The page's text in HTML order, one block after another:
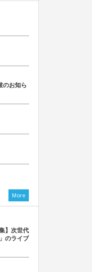
のお知ら
】次世代
のライブ
More